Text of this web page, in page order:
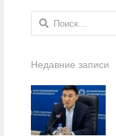
Найти:
Недавние записи